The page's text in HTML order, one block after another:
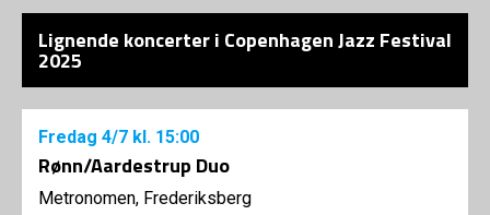
Lignende koncerter i Copenhagen Jazz Festival
2025
Fredag 4/7 kl. 15:00
Rønn/Aardestrup Duo
Metronomen, Frederiksberg